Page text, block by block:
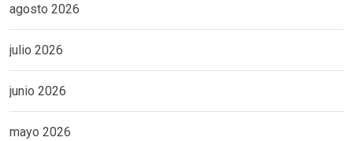
agosto 2026
julio 2026
junio 2026
mayo 2026